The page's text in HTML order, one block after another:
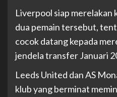
Liverpool siap merelakan
dua pemain tersebut,
cocok datang kepada
jendela transfer Januari
Leeds United dan AS
klub yang berminat